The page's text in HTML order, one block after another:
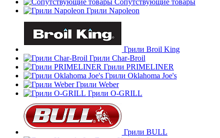
Сопутствующие товары
Грили Napoleon
Грили Broil King
Грили Char-Broil
Грили PRIMELINER
Грили Oklahoma Joe's
Грили Weber
Грили O-GRILL
Грили BULL